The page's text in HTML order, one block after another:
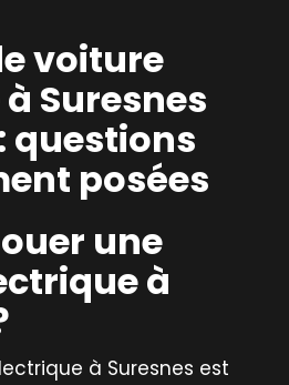
voiture
Suresnes
questions
posées
une
à
à Suresnes est